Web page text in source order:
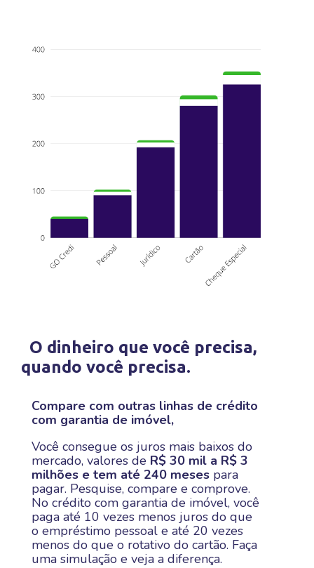
O dinheiro que você precisa,
quando você precisa.
Compare com outras linhas de crédito
com garantia de imóvel,
Você consegue os juros mais baixos do
mercado, valores de R$ 30 mil a R$ 3
milhões e tem até 240 meses para
pagar. Pesquise, compare e comprove.
No crédito com garantia de imóvel, você
paga até 10 vezes menos juros do que
o empréstimo pessoal e até 20 vezes
menos do que o rotativo do cartão. Faça
uma simulação e veja a diferença.